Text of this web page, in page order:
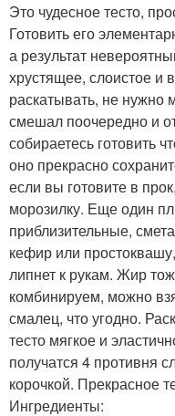
Это чудесное тесто,
Готовить его
а результат
хрустящее, слоистое и
раскатывать, не нужно
смешал поочередно и
собираетесь готовить
оно прекрасно
если вы готовите в
морозилку. Еще один
приблизительные,
кефир или
липнет к рукам. Жир
комбинируем, можно
смалец, что угодно.
тесто мягкое и
получатся 4 противня
корочкой. Прекрасное
Ингредиенты: